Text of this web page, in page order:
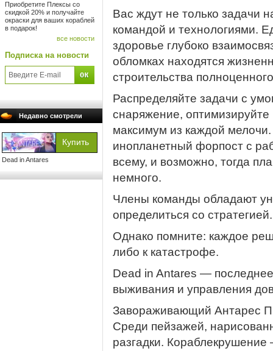
Приобретите Плексы со
скидкой 20% и получайте
окраски для ваших кораблей
в подарок!
все новости
Подписка на новости
Недавно смотрели
Dead in Antares
Вас ждут не только задачи
командой и технологиями.
здоровье глубоко
обломках находятся
строительства
Распределяйте задачи с
снаряжение, оптимизируйте
максимум из каждой
инопланетный форпост с
всему, и возможно, тогда
немного.
Члены команды обладают
определиться со стратегией.
Однако помните: каждое
либо к катастрофе.
Dead in Antares —
выживания и управления
Завораживающий Антарес
Среди пейзажей,
разгадки.